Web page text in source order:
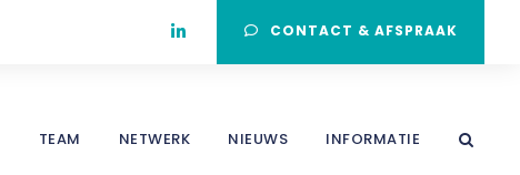
CONTACT & AFSPRAAK
TEAM NETWERK NIEUWS INFORMATIE